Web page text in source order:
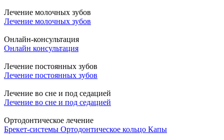
Лечение молочных зубов
Лечение молочных зубов
Онлайн-консультация
Онлайн консультация
Лечение постоянных зубов
Лечение постоянных зубов
Лечение во сне и под седацией
Лечение во сне и под седацией
Ортодонтическое лечение
Брекет-системы Ортодонтическое кольцо Капы